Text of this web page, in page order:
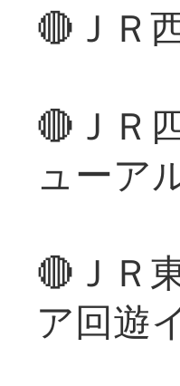
🔴ＪＲ
🔴ＪＲ
ューア
🔴ＪＲ
ア回遊